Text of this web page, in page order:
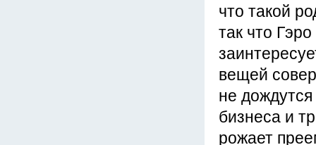
что такой
так что
вещей
не
бизнеса и
рожает